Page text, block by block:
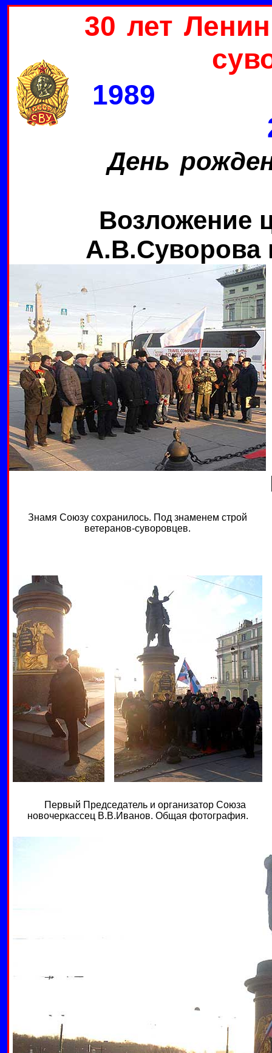
30 лет
1989
День
Возложение
А.В.Суворова
Знамя Союзу сохранилось. Под знаменем строй
ветеранов-суворовцев.
Первый Председатель и организатор Союза
новочеркассец В.В.Иванов. Общая фотография.